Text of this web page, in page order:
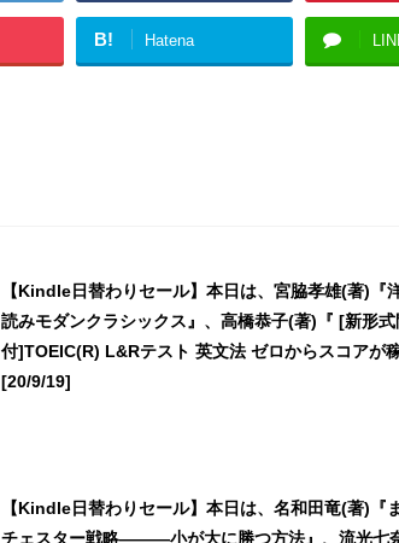
B! Hatena
【Kindle日替わりセール】本日は、宮脇孝雄(著)『
読みモダンクラシックス』、高橋恭子(著)『 [新形
付]TOEIC(R) L&Rテスト 英文法 ゼロからスコアが
[20/9/19]
【Kindle日替わりセール】本日は、名和田竜(著)『
チェスター戦略―――小が大に勝つ方法』、流光七